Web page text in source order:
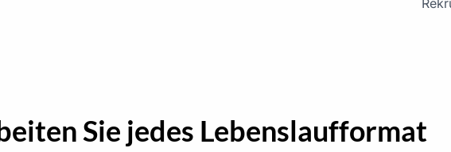
Sie jedes Lebenslaufformat